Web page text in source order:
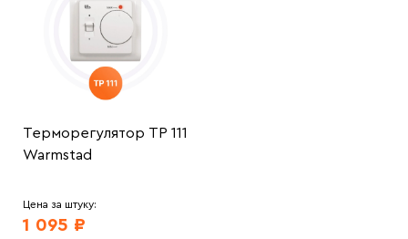
Терморегулятор ТР 111
Warmstad
Цена за штуку:
1 095 ₽